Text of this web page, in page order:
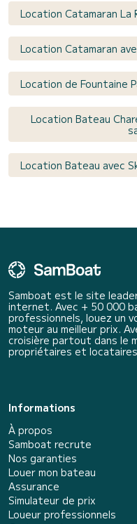
Location Catamaran La
Location Catamaran
Location de Fountaine
Location Bateau
Location Bateau avec
Samboat est le site
internet. Avec + 50 000
professionnels, louez un
moteur au meilleur prix.
croisière partout dans le
propriétaires et
Informations
À propos
Samboat recrute
Nos garanties
Louer mon bateau
Assurance
Simulateur de prix
Loueur professionnels